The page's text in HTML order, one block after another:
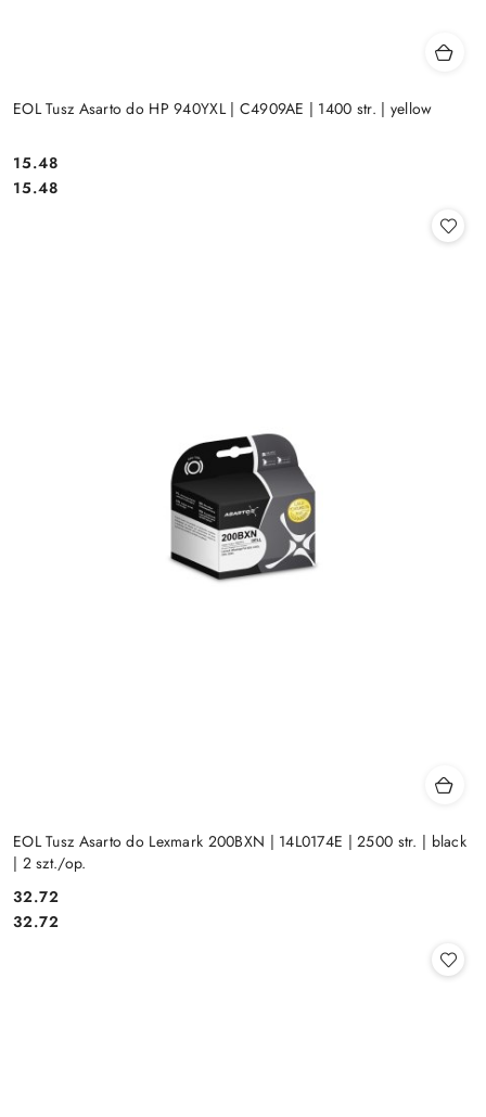
EOL Tusz Asarto do HP 940YXL | C4909AE | 1400 str. | yellow
Cena:
15.48
Cena:
15.48
EOL Tusz Asarto do Lexmark 200BXN | 14L0174E | 2500 str. | black
| 2 szt./op.
Cena:
32.72
Cena:
32.72